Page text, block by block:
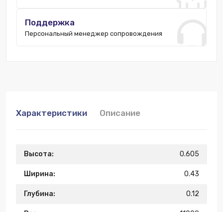
Поддержка
Персональный менеджер сопровождения
Характеристики Описание
Высота: 0.605
Ширина: 0.43
Глубина: 0.12